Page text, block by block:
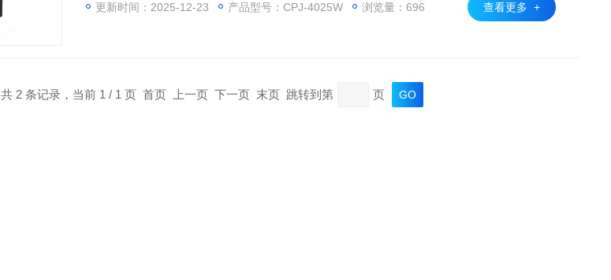
更新时间：2025-12-23 产品型号：CPJ-4025W 浏览量：696 查看更多 +
共 2 条记录，当前 1 / 1 页 首页 上一页 下一页 末页 跳转到第 页